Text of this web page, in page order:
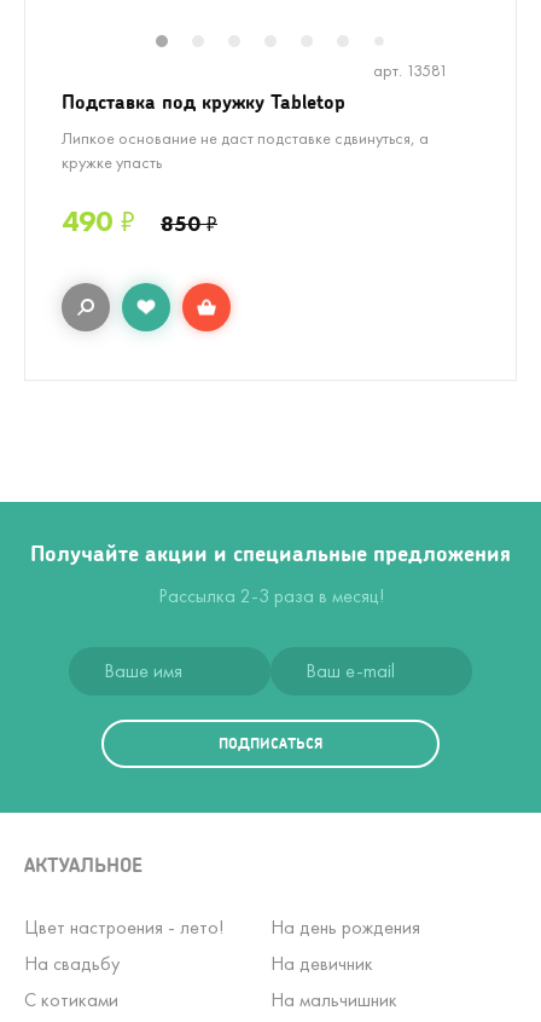
арт. 13581
Подставка под кружку Tabletop
Липкое основание не даст подставке сдвинуться, а
кружке упасть
490 ₽ 850₽
Получайте акции и специальные предложения
Рассылка 2-3 раза в месяц!
ПОДПИСАТЬСЯ
АКТУАЛЬНОЕ
Цвет настроения - лето!
На день рождения
На свадьбу
На девичник
С котиками
На мальчишник